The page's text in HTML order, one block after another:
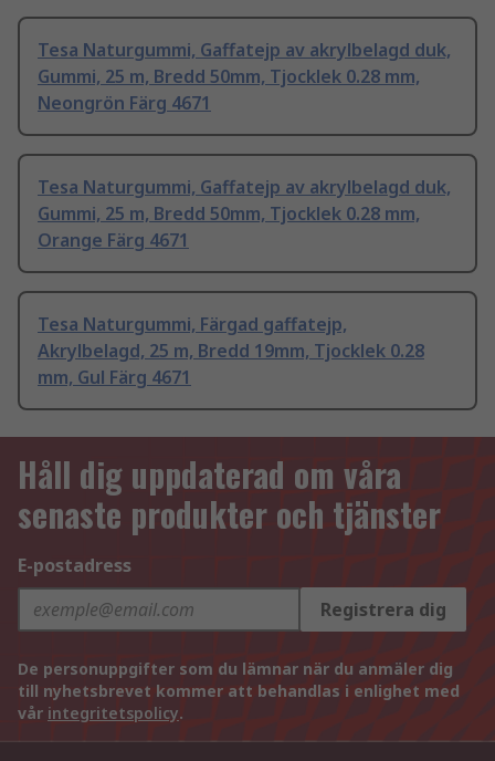
Tesa Naturgummi, Gaffatejp av akrylbelagd duk,
Gummi, 25 m, Bredd 50mm, Tjocklek 0.28 mm,
Neongrön Färg 4671
Tesa Naturgummi, Gaffatejp av akrylbelagd duk,
Gummi, 25 m, Bredd 50mm, Tjocklek 0.28 mm,
Orange Färg 4671
Tesa Naturgummi, Färgad gaffatejp,
Akrylbelagd, 25 m, Bredd 19mm, Tjocklek 0.28
mm, Gul Färg 4671
Håll dig uppdaterad om våra
senaste produkter och tjänster
E-postadress
Registrera dig
De personuppgifter som du lämnar när du anmäler dig
till nyhetsbrevet kommer att behandlas i enlighet med
vår integritetspolicy.